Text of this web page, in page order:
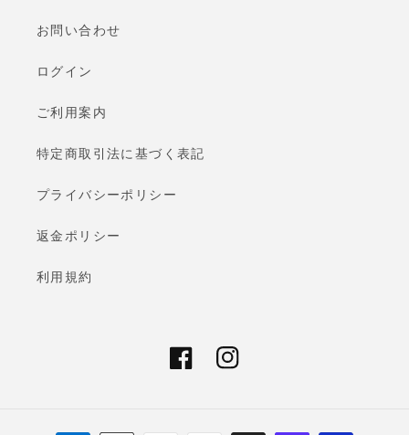
お問い合わせ
ログイン
ご利用案内
特定商取引法に基づく表記
プライバシーポリシー
返金ポリシー
利用規約
FacebookInstagram